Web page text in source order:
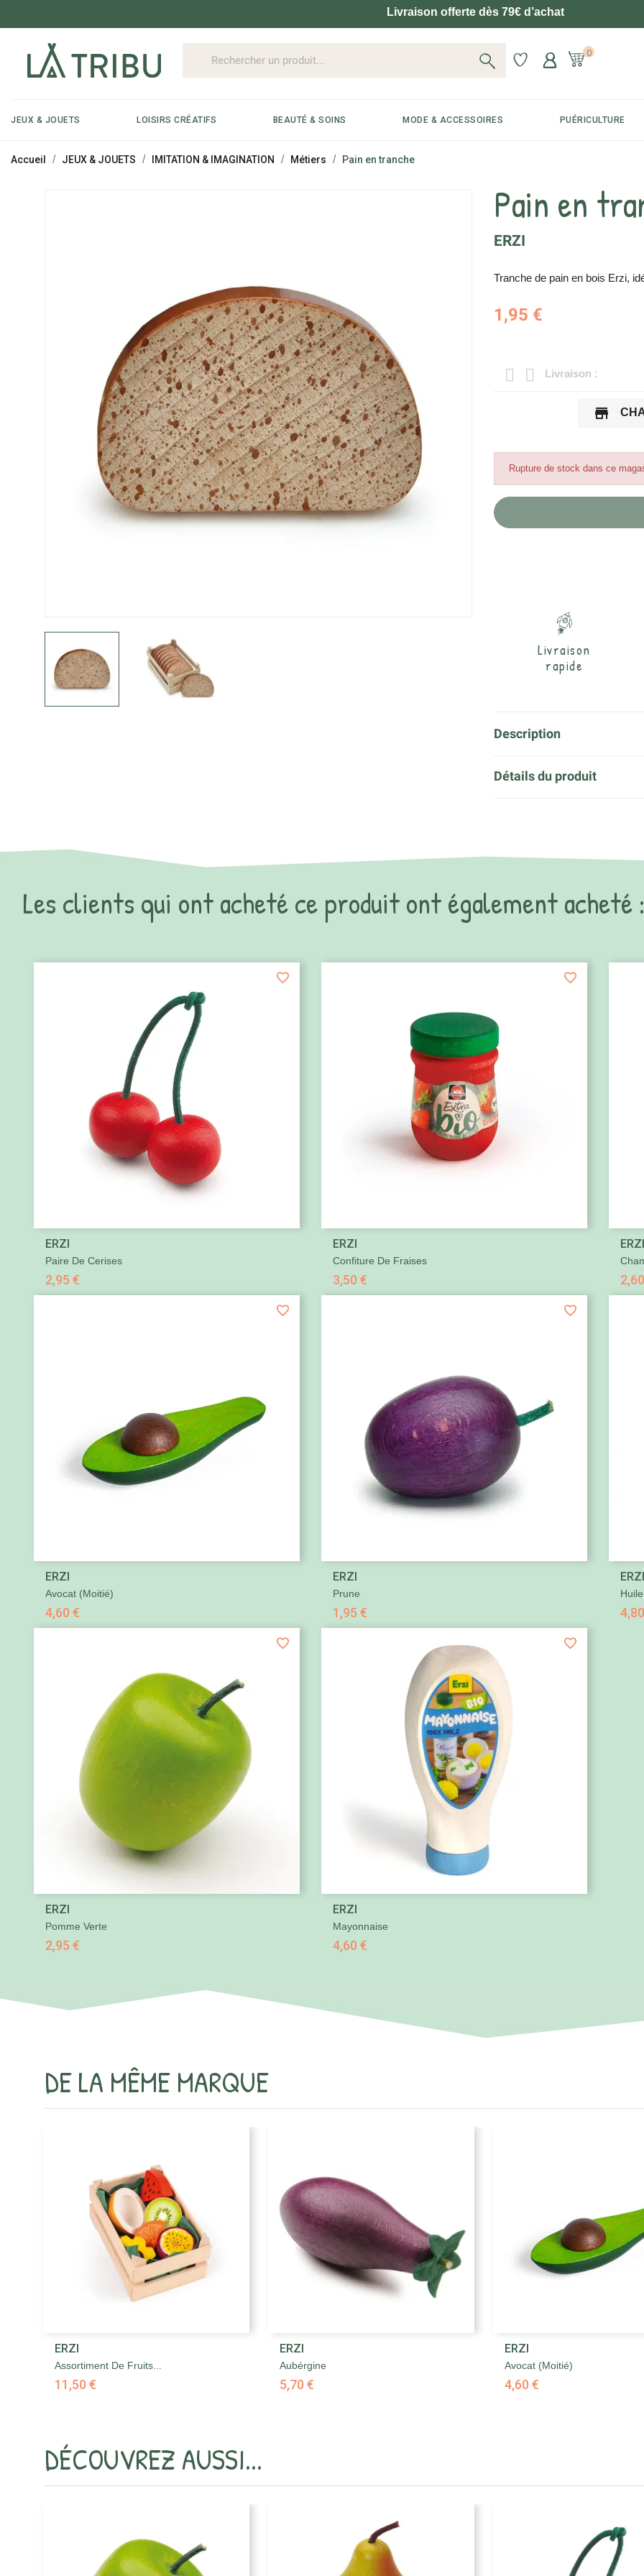
Livraison offerte dès 79€ d’achat
0
JEUX & JOUETS LOISIRS CRÉATIFS BEAUTÉ & SOINS MODE & ACCESSOIRES PUÉRICULTURE
Accueil JEUX & JOUETS IMITATION & IMAGINATION Métiers Pain en tranche
Pain en
ERZI
Tranche de pain en bois Erzi,
1,95 €
Livraison :
store
Rupture de stock dans ce
Livraison
rapide
Description
Détails du produit
Les clients qui ont acheté ce produit ont également acheté
ERZI
Paire De Cerises
2,95 €
ERZI
Confiture De Fraises
3,50 €
ERZI
ERZI
Avocat (moitié)
4,60 €
ERZI
Prune
1,95 €
ERZI
ERZI
Pomme Verte
2,95 €
ERZI
Mayonnaise
4,60 €
DE LA MÊME MARQUE
ERZI
Assortiment De Fruits...
11,50 €
ERZI
Aubérgine
5,70 €
ERZI
Avocat (moitié)
4,60 €
DÉCOUVREZ AUSSI...